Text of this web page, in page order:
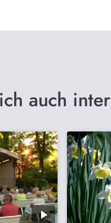
auch